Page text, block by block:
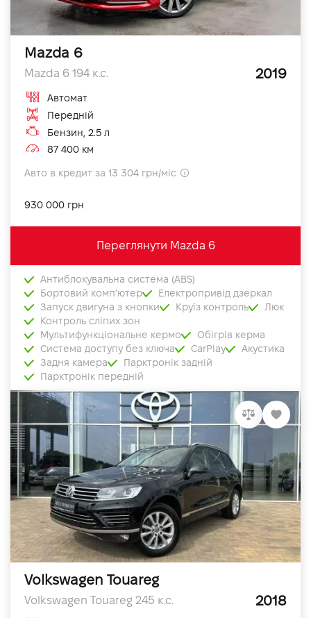
Mazda 6
Mazda 6 194 к.с. 2019
Автомат
Передній
Бензин, 2.5 л
87 400 км
Авто в кредит за 13 304 грн/міс
930 000 грн
Переглянути Mazda 6
Антиблокувальна система (ABS)
Бортовий комп'ютер
Електропривід дзеркал
Запуск двигуна з кнопки
Круїз контроль
Люк
Контроль сліпих зон
Мультифункціональне кермо
Обігрів керма
Система доступу без ключа
CarPlay
Акустика
Задня камера
Парктронік задній
Парктронік передній
Volkswagen Touareg
Volkswagen Touareg 245 к.с. 2018